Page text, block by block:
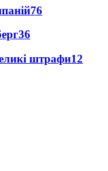
76
36
штрафи12